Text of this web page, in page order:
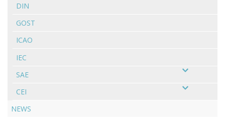
DIN
GOST
ICAO
IEC
SAE
CEI
NEWS